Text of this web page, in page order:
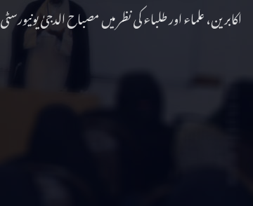
اکابرین، علماء اور طلباء کی نظر میں مصباح الدجیٰ یونیورسٹی